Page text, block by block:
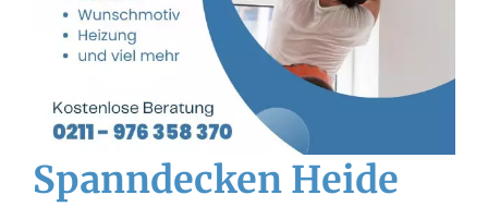
Spanndecken Heide